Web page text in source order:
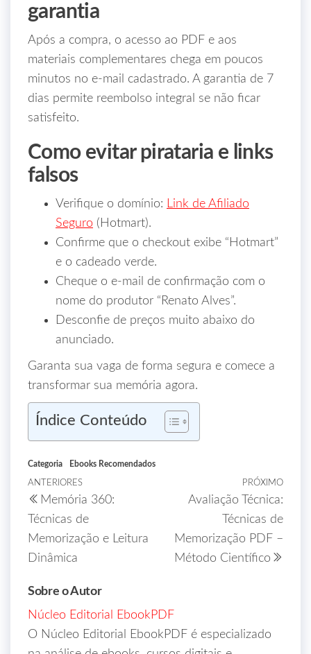
garantia
Após a compra, o acesso ao PDF e aos
materiais complementares chega em poucos
minutos no e‑mail cadastrado. A garantia de 7
dias permite reembolso integral se não ficar
satisfeito.
Como evitar pirataria e links
falsos
Verifique o domínio: Link de Afiliado
Seguro (Hotmart).
Confirme que o checkout exibe “Hotmart”
e o cadeado verde.
Cheque o e‑mail de confirmação com o
nome do produtor “Renato Alves”.
Desconfie de preços muito abaixo do
anunciado.
Garanta sua vaga de forma segura e comece a
transformar sua memória agora.
Índice Conteúdo
Categoria Ebooks Recomendados
ANTERIORES
Memória 360:
Técnicas de
Memorização e Leitura
Dinâmica
PRÓXIMO
Avaliação Técnica:
Técnicas de
Memorização PDF –
Método Científico
Sobre o Autor
Núcleo Editorial EbookPDF
O Núcleo Editorial EbookPDF é especializado